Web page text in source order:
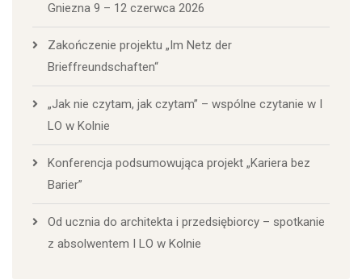
Gniezna 9 – 12 czerwca 2026
Zakończenie projektu „Im Netz der
Brieffreundschaften“
„Jak nie czytam, jak czytam” – wspólne czytanie w I
LO w Kolnie
Konferencja podsumowująca projekt „Kariera bez
Barier”
Od ucznia do architekta i przedsiębiorcy – spotkanie
z absolwentem I LO w Kolnie